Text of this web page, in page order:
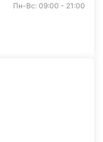
Пн-Вс: 09:00 - 21:00